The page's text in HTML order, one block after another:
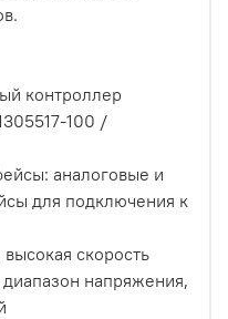
контроллер
100 /
аналоговые и
для подключения к
скорость
напряжения,